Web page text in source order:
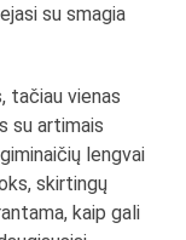
su smagia
tačiau vienas
su artimais
lengvai
skirtingų
kaip gali